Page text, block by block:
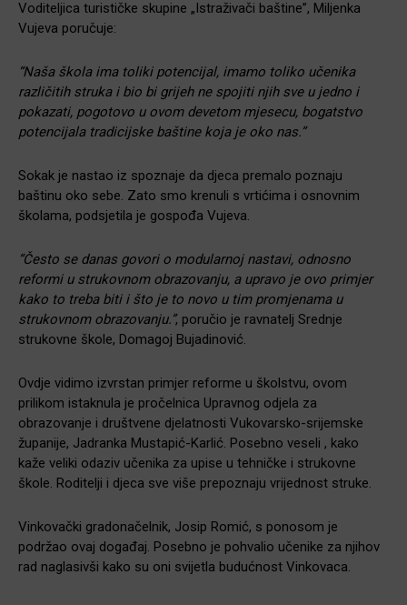
Voditeljica turističke skupine „Istraživači baštine”, Miljenka
Vujeva poručuje:
“Naša škola ima toliki potencijal, imamo toliko učenika
različitih struka i bio bi grijeh ne spojiti njih sve u jedno i
pokazati, pogotovo u ovom devetom mjesecu, bogatstvo
potencijala tradicijske baštine koja je oko nas.”
Sokak je nastao iz spoznaje da djeca premalo poznaju
baštinu oko sebe. Zato smo krenuli s vrtićima i osnovnim
školama, podsjetila je gospođa Vujeva.
“Često se danas govori o modularnoj nastavi, odnosno
reformi u strukovnom obrazovanju, a upravo je ovo primjer
kako to treba biti i što je to novo u tim promjenama u
strukovnom obrazovanju.”, poručio je ravnatelj Srednje
strukovne škole, Domagoj Bujadinović.
Ovdje vidimo izvrstan primjer reforme u školstvu, ovom
prilikom istaknula je pročelnica Upravnog odjela za
obrazovanje i društvene djelatnosti Vukovarsko-srijemske
županije, Jadranka Mustapić-Karlić. Posebno veseli , kako
kaže veliki odaziv učenika za upise u tehničke i strukovne
škole. Roditelji i djeca sve više prepoznaju vrijednost struke.
Vinkovački gradonačelnik, Josip Romić, s ponosom je
podržao ovaj događaj. Posebno je pohvalio učenike za njihov
rad naglasivši kako su oni svijetla budućnost Vinkovaca.